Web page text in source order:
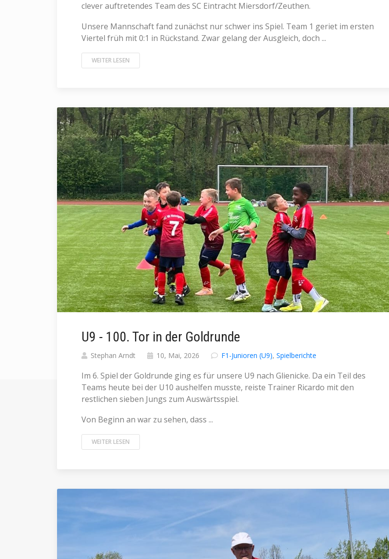
clever auftretendes Team des SC Eintracht Miersdorf/Zeuthen.
Unsere Mannschaft fand zunächst nur schwer ins Spiel. Team 1 geriet im ersten
Viertel früh mit 0:1 in Rückstand. Zwar gelang der Ausgleich, doch ...
WEITER LESEN
U9 - 100. Tor in der Goldrunde
Stephan Arndt 10, Mai, 2026 F1-Junioren (U9), Spielberichte
Im 6. Spiel der Goldrunde ging es für unsere U9 nach Glienicke. Da ein Teil des
Teams heute bei der U10 aushelfen musste, reiste Trainer Ricardo mit den
restlichen sieben Jungs zum Auswärtsspiel.
Von Beginn an war zu sehen, dass ...
WEITER LESEN